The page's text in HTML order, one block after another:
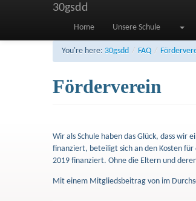
30gsdd
Home Unsere Schule
You're here: 30gsdd / FAQ /
Förderverein
Wir als Schule haben das Glück, dass wir
finanziert, beteiligt sich an den Kosten
2019 finanziert. Ohne die Eltern und
Mit einem Mitgliedsbeitrag von im